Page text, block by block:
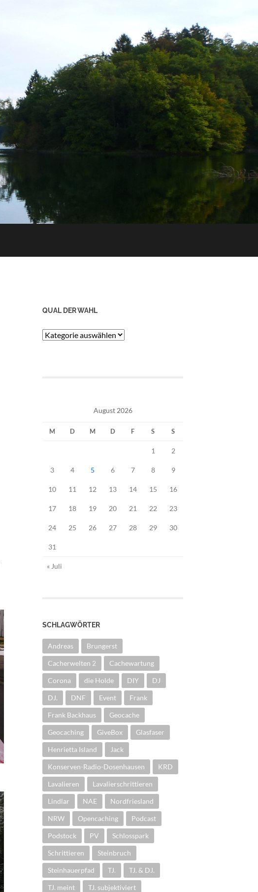
QUAL DER WAHL
Qual
August 2026
M D M D F S S
1 2
3 4 5 6 7 8 9
10 11 12 13 14 15 16
17 18 19 20 21 22 23
24 25 26 27 28 29 30
31
« Juli
SCHLAGWÖRTER
Andreas Brungerst
Cacherwelten 2 Cachewartung
Corona die Holde DIY DJ
DJ. DNF Event Frank
Frank Backhaus Geocache
Geocaching GiveBox Glasfaser
Henrietta Island Jack
Konserven-Radio-Dosenhausen KRD
Lavalieren Lavalierschrittieren
Lindlar NAE Nordfriesland
NRW Opencaching Podcast
Podstock PV Schlosspark
Schrittieren Steinbruch
Steinhauerpfad TJ. TJ. & DJ.
TJ. meint TJ. subjektiviert